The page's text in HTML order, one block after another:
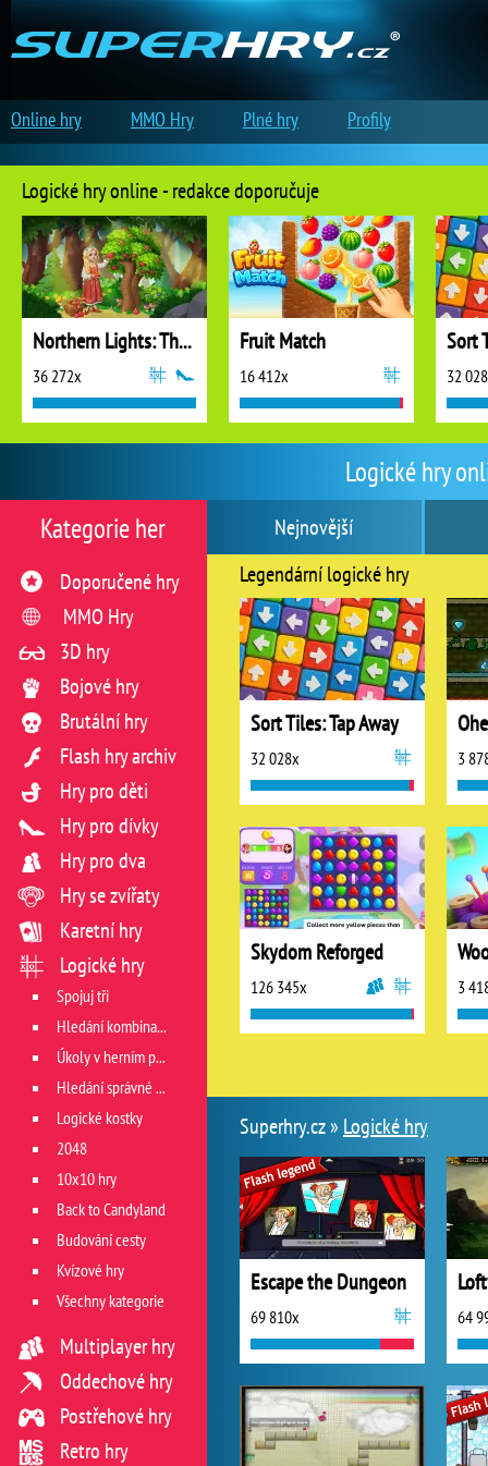
Logické hry
Nejnovější
Legendární logické hry
Sort Tiles: Tap Away
32 028x 3
Skydom Reforged
126 345x 3
Superhry.cz » Logické hry
Escape the Dungeon
69 810x 64
Kategorie her
Doporučené hry
MMO Hry
3D hry
Bojové hry
Brutální hry
Flash hry archiv
Hry pro děti
Hry pro dívky
Hry pro dva
Hry se zvířaty
Karetní hry
Logické hry
Spojuj tři
Hledání kombinace
Úkoly v herním poli
Hledání správné cesty
Logické kostky
2048
10x10 hry
Back to Candyland
Budování cesty
Kvízové hry
Všechny kategorie
Multiplayer hry
Oddechové hry
Postřehové hry
Retro hry
Logické hry online - redakce doporučuje
Northern Lights: The Secret of the Forest
36 272x
Fruit Match
16 412x
Sort
32
Online hry MMO Hry Plné hry Profily